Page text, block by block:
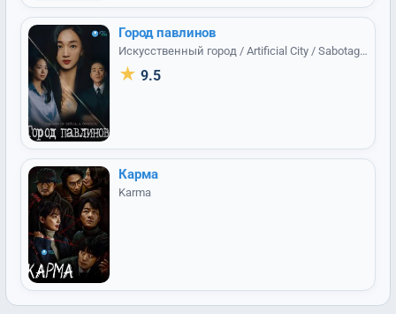
Город павлинов
Искусственный город / Artificial City / Sabotage
City
★ 9.5
Карма
Karma